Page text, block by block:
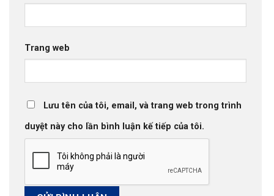
Trang web
Lưu tên của tôi, email, và trang web trong trình
duyệt này cho lần bình luận kế tiếp của tôi.